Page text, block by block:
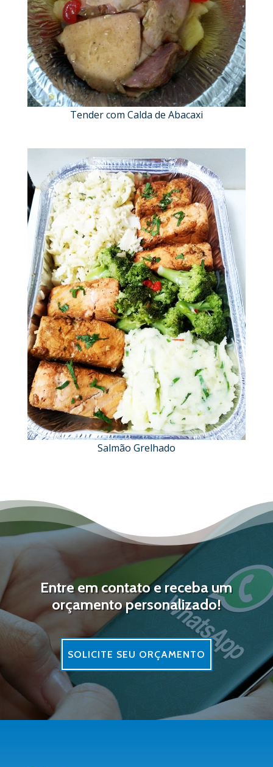
Tender com Calda de Abacaxi
Salmão Grelhado
Entre em contato e receba um
orçamento personalizado!
SOLICITE SEU ORÇAMENTO